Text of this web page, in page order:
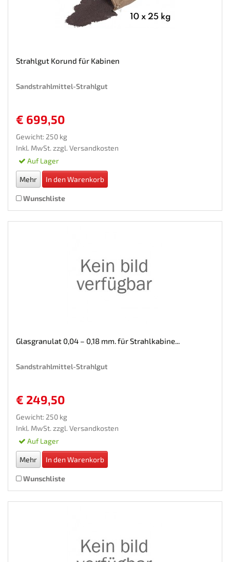
Strahlgut Korund für Kabinen
Sandstrahlmittel-Strahlgut
€ 699,50
Gewicht: 250 kg
Inkl. MwSt. zzgl. Versandkosten
Auf Lager
Mehr In den Warenkorb
Wunschliste
Glasgranulat 0,04 – 0,18 mm. für Strahlkabine...
Sandstrahlmittel-Strahlgut
€ 249,50
Gewicht: 250 kg
Inkl. MwSt. zzgl. Versandkosten
Auf Lager
Mehr In den Warenkorb
Wunschliste